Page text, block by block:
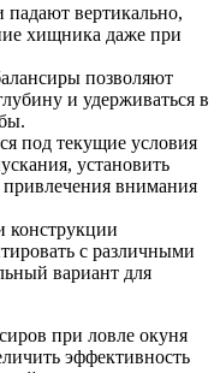
вертикально,
хищника даже при
позволяют
и удерживаться в
под текущие условия
установить
внимания
конструкции
с различными
вариант для
при ловле окуня
эффективность